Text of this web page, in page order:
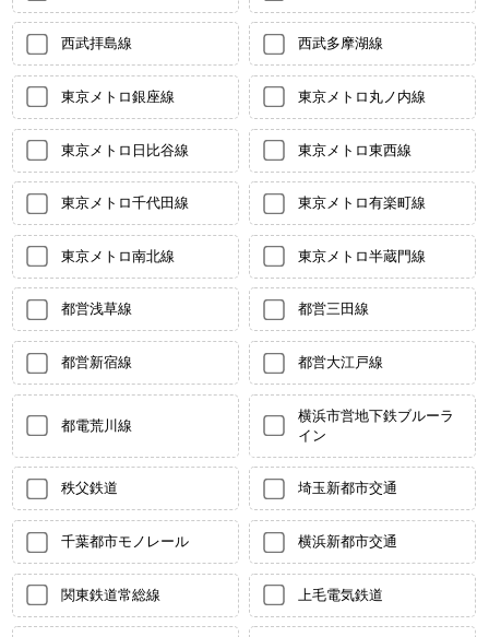
西武拝島線 西武多摩湖線
東京メトロ銀座線 東京メトロ丸ノ内線
東京メトロ日比谷線 東京メトロ東西線
東京メトロ千代田線 東京メトロ有楽町線
東京メトロ南北線 東京メトロ半蔵門線
都営浅草線 都営三田線
都営新宿線 都営大江戸線
都電荒川線
横浜市営地下鉄ブルーラ
イン
秩父鉄道 埼玉新都市交通
千葉都市モノレール 横浜新都市交通
関東鉄道常総線 上毛電気鉄道